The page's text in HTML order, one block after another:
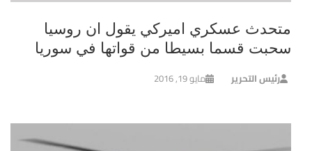
متحدث عسكري اميركي يقول ان روسيا
سحبت قسما بسيطا من قواتها في سوريا
رئيس التحرير مايو 19, 2016